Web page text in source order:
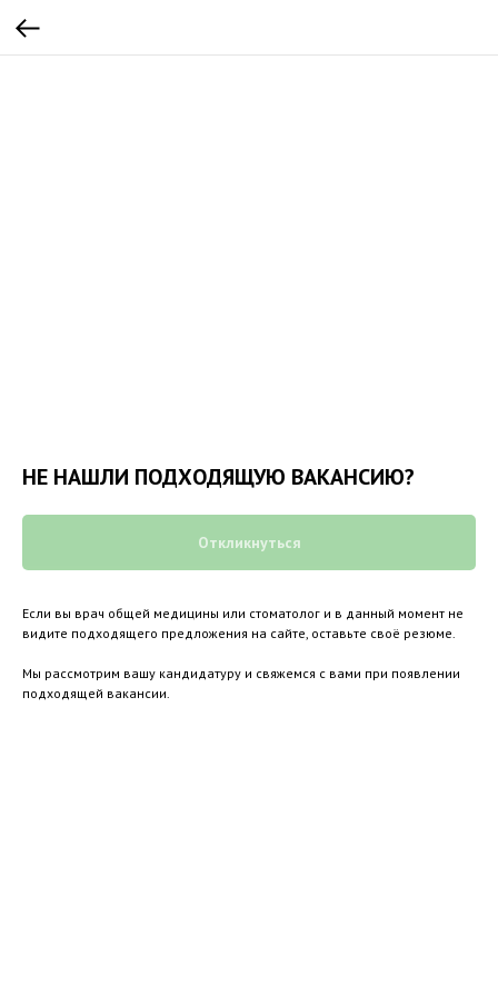
НЕ НАШЛИ ПОДХОДЯЩУЮ ВАКАНСИЮ?
Откликнуться
Если вы врач общей медицины или стоматолог и в данный момент не
видите подходящего предложения на сайте, оставьте своё резюме.
Мы рассмотрим вашу кандидатуру и свяжемся с вами при появлении
подходящей вакансии.